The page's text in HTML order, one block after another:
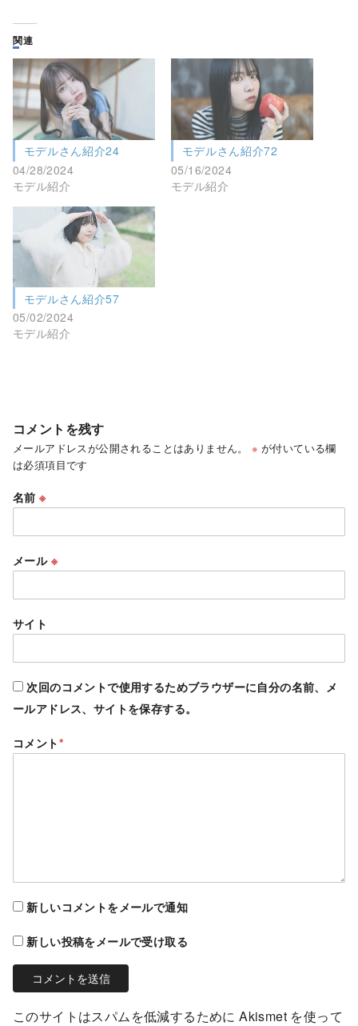
関連
モデルさん紹介24
04/28/2024
モデル紹介
モデルさん紹介72
05/16/2024
モデル紹介
モデルさん紹介57
05/02/2024
モデル紹介
コメントを残す
メールアドレスが公開されることはありません。 ※ が付いている欄
は必須項目です
名前※
メール ※
サイト
次回のコメントで使用するためブラウザーに自分の名前、メ
ールアドレス、サイトを保存する。
コメント*
新しいコメントをメールで通知
新しい投稿をメールで受け取る
このサイトはスパムを低減するために Akismet を使って